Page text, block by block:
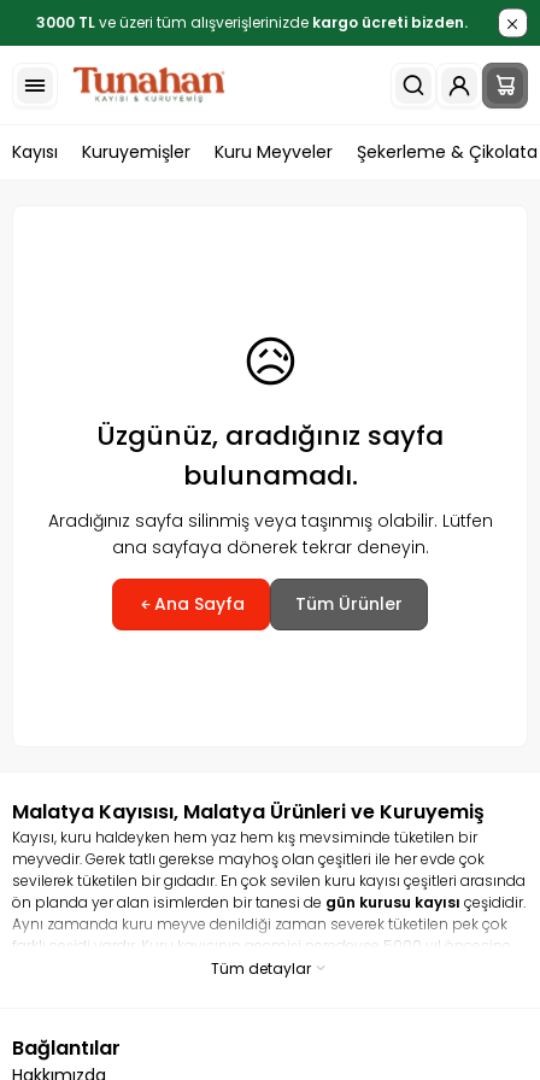
3000 TLve üzeri tüm alışverişlerinizde kargo ücreti bizden.
Kayısı Kuruyemişler Kuru Meyveler Şekerleme & Çikolata
😥
Üzgünüz, aradığınız sayfa
bulunamadı.
Aradığınız sayfa silinmiş veya taşınmış olabilir. Lütfen
ana sayfaya dönerek tekrar deneyin.
Ana Sayfa Tüm Ürünler
Malatya Kayısısı, Malatya Ürünleri ve Kuruyemiş
Kayısı, kuru haldeyken hem yaz hem kış mevsiminde tüketilen bir
meyvedir. Gerek tatlı gerekse mayhoş olan çeşitleri ile her evde çok
sevilerek tüketilen bir gıdadır. En çok sevilen kuru kayısı çeşitleri arasında
ön planda yer alan isimlerden bir tanesi de gün kurusu kayısı çeşididir.
Aynı zamanda kuru meyve denildiği zaman severek tüketilen pek çok
farklı çeşidi vardır. Kuru kayısının geçmişi neredeyse 5000 yıl öncesine
dayanır. Hem taze kayısı hem de kurusu ile tamamen bir şifa
gıdadır. Aynı zamanda lif bakımından zengin bir içeriğe sahip olduğu
için bağırsak problemini çözmeye yardım eder. İçerisindeki potasyum
Tüm detaylar
Bağlantılar
Hakkımızda